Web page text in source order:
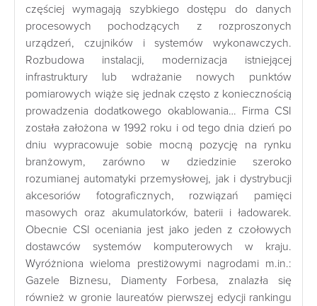
częściej wymagają szybkiego dostępu do danych
procesowych pochodzących z rozproszonych
urządzeń, czujników i systemów wykonawczych.
Rozbudowa instalacji, modernizacja istniejącej
infrastruktury lub wdrażanie nowych punktów
pomiarowych wiąże się jednak często z koniecznością
prowadzenia dodatkowego okablowania… Firma CSI
została założona w 1992 roku i od tego dnia dzień po
dniu wypracowuje sobie mocną pozycję na rynku
branżowym, zarówno w dziedzinie szeroko
rozumianej automatyki przemysłowej, jak i dystrybucji
akcesoriów fotograficznych, rozwiązań pamięci
masowych oraz akumulatorków, baterii i ładowarek.
Obecnie CSI oceniania jest jako jeden z czołowych
dostawców systemów komputerowych w kraju.
Wyróżniona wieloma prestiżowymi nagrodami m.in.:
Gazele Biznesu, Diamenty Forbesa, znalazła się
również w gronie laureatów pierwszej edycji rankingu